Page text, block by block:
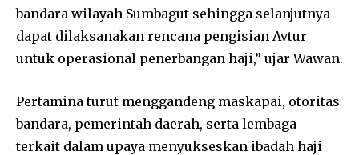
bandara wilayah Sumbagut sehingga selanjutnya
dapat dilaksanakan rencana pengisian Avtur
untuk operasional penerbangan haji,” ujar Wawan.
Pertamina turut menggandeng maskapai, otoritas
bandara, pemerintah daerah, serta lembaga
terkait dalam upaya menyukseskan ibadah haji